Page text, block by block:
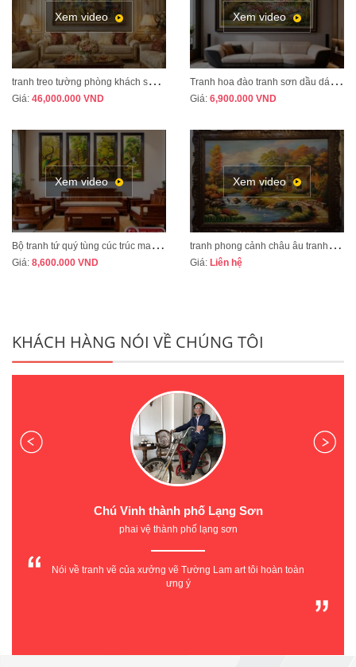
Xem video
t
ranh treo tường phòng khách sang trọng phong cách tân cổ điển mã CD02
Giá: 46,000.000 VND
Xem video
T
ranh hoa đào tranh sơn dầu dát vàng vẽ thủ công MÃ HD07
Giá: 6,900.000 VND
Xem video
B
ộ tranh tứ quý tùng cúc trúc mai tranh bốn mùa xuân hạ thu đông mã TQ13A
Giá: 8,600.000 VND
Xem video
t
ranh phong cảnh châu âu tranh sơn dầu cao cấp mã CA01
Giá: Liên hệ
KHÁCH HÀNG NÓI VỀ CHÚNG TÔI
Chú Vinh thành phố Lạng Sơn
phai vệ thành phố lạng sơn
Nói về tranh vẽ của xưởng vẽ Tường Lam art tôi hoàn toàn
ưng ý